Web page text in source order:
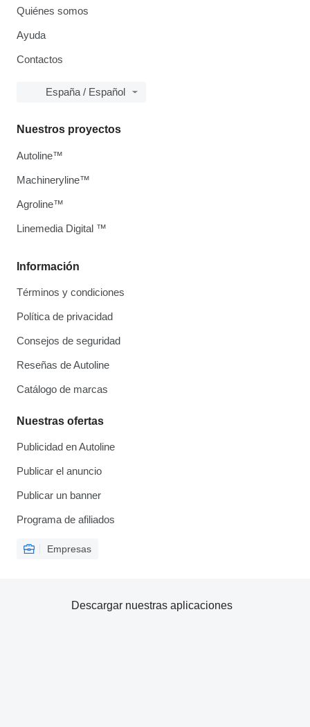
Quiénes somos
Ayuda
Contactos
España / Español
Información
Términos y condiciones
Política de privacidad
Consejos de seguridad
Reseñas de Autoline
Catálogo de marcas
Nuestras ofertas
Publicidad en Autoline
Publicar el anuncio
Publicar un banner
Programa de afiliados
Empresas
Nuestros proyectos
Autoline™
Machineryline™
Agroline™
Linemedia Digital ™
Descargar nuestras aplicaciones